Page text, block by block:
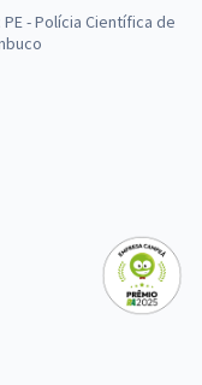
- Polícia Científica de